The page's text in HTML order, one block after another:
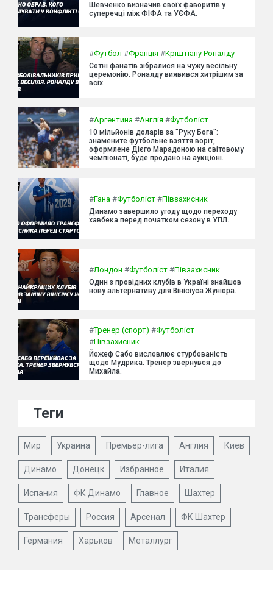
Шевченко визначив своїх фаворитів у
суперечці між ФІФА та УЄФА.
#Футбол #Франція #Кріштіану Роналду
Сотні фанатів зібралися на чужу весільну
церемонію. Роналду виявився хитрішим за
всіх.
#Аргентина #Англія #Футболіст
10 мільйонів доларів за "Руку Бога":
знамените футбольне взяття воріт,
оформлене Дієго Марадоною на світовому
чемпіонаті, буде продано на аукціоні.
#Гана #Футболіст #Півзахисник
Динамо завершило угоду щодо переходу
хавбека перед початком сезону в УПЛ.
#Лондон #Футболіст #Півзахисник
Один з провідних клубів в Україні знайшов
нову альтернативу для Вінісіуса Жуніора.
#Тренер (спорт) #Футболіст
#Півзахисник
Йожеф Сабо висловлює стурбованість
щодо Мудрика. Тренер звернувся до
Михайла.
Теги
Мир Украина Премьер-лига Англия Киев
Динамо Донецк Избранное Италия
Испания ФК Динамо Главное Шахтер
Трансферы Россия Арсенал ФК Шахтер
Германия Харьков Металлург